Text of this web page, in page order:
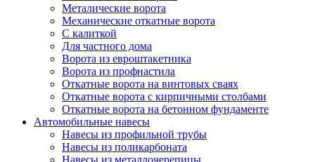
Металические ворота
Механические откатные ворота
С калиткой
Для частного дома
Ворота из евроштакетника
Ворота из профнастила
Откатные ворота на винтовых сваях
Откатные ворота с кирпичными столбами
Откатные ворота на бетонном фундаменте
Автомобильные навесы
Навесы из профильной трубы
Навесы из поликарбоната
Навесы из металлочерепицы